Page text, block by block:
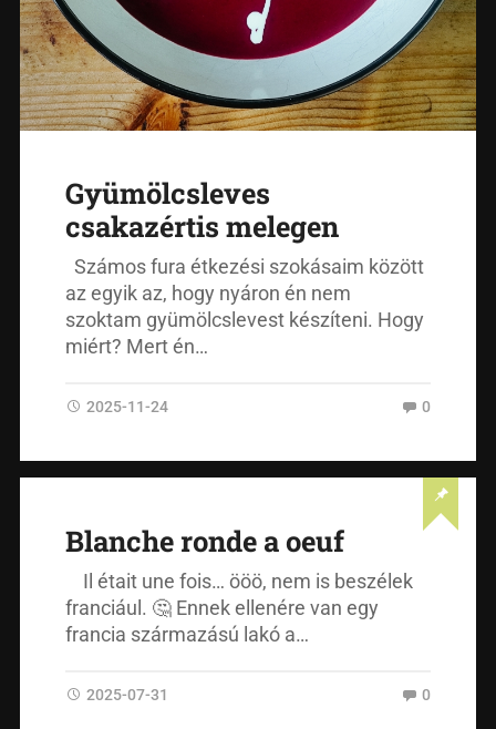
Gyümölcsleves
csakazértis melegen
Számos fura étkezési szokásaim között
az egyik az, hogy nyáron én nem
szoktam gyümölcslevest készíteni. Hogy
miért? Mert én…
2025-11-24 0
Blanche ronde a oeuf
Il était une fois… ööö, nem is beszélek
franciául. 🤔 Ennek ellenére van egy
francia származású lakó a…
2025-07-31 0